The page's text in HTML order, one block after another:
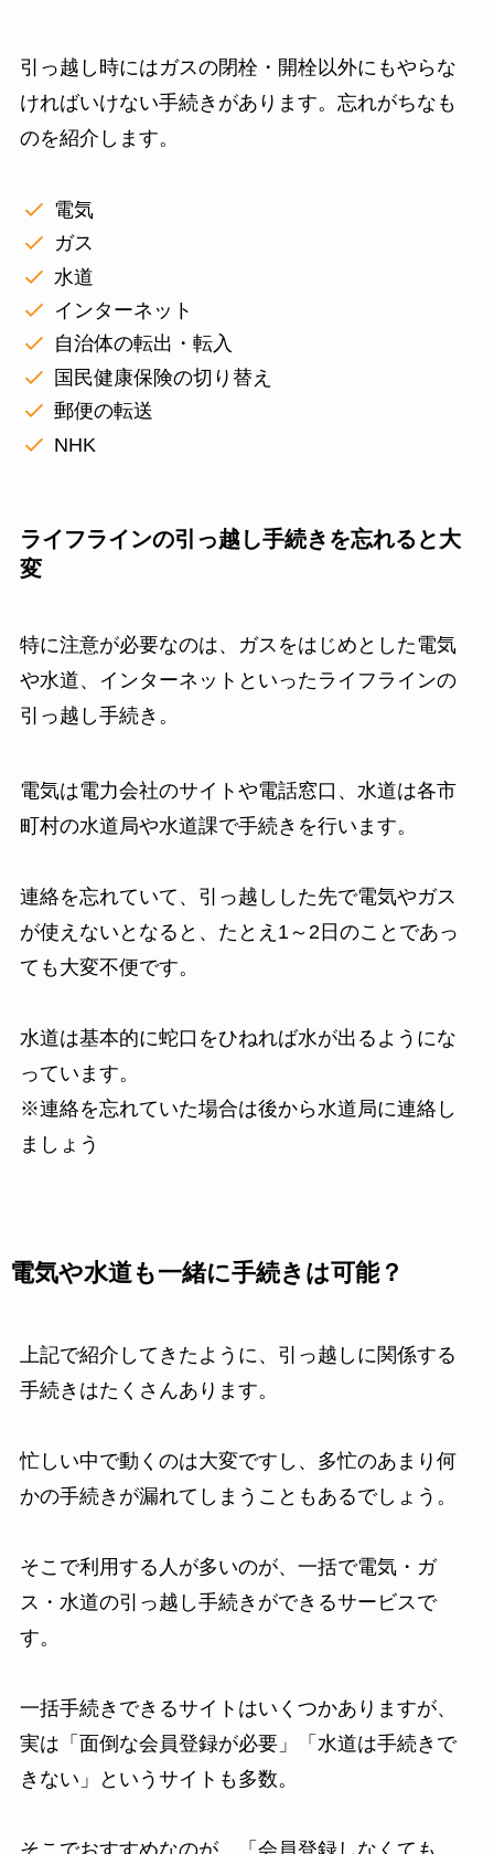
引っ越し時にはガスの閉栓・開栓以外にもやらな
ければいけない手続きがあります。忘れがちなも
のを紹介します。
電気
ガス
水道
インターネット
自治体の転出・転入
国民健康保険の切り替え
郵便の転送
NHK
ライフラインの引っ越し手続きを忘れると大
変
特に注意が必要なのは、ガスをはじめとした電気
や水道、インターネットといったライフラインの
引っ越し手続き。
電気は電力会社のサイトや電話窓口、水道は各市
町村の水道局や水道課で手続きを行います。
連絡を忘れていて、引っ越しした先で電気やガス
が使えないとなると、たとえ1～2日のことであっ
ても大変不便です。
水道は基本的に蛇口をひねれば水が出るようにな
っています。
※連絡を忘れていた場合は後から水道局に連絡し
ましょう
電気や水道も一緒に手続きは可能？
上記で紹介してきたように、引っ越しに関係する
手続きはたくさんあります。
忙しい中で動くのは大変ですし、多忙のあまり何
かの手続きが漏れてしまうこともあるでしょう。
そこで利用する人が多いのが、一括で電気・ガ
ス・水道の引っ越し手続きができるサービスで
す。
一括手続きできるサイトはいくつかありますが、
実は「面倒な会員登録が必要」「水道は手続きで
きない」というサイトも多数。